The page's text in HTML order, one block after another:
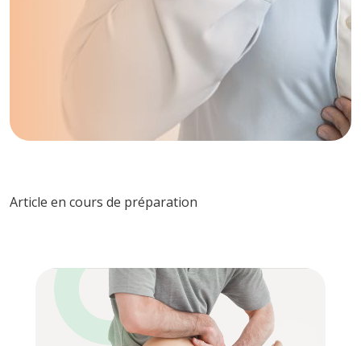
Article en cours de préparation